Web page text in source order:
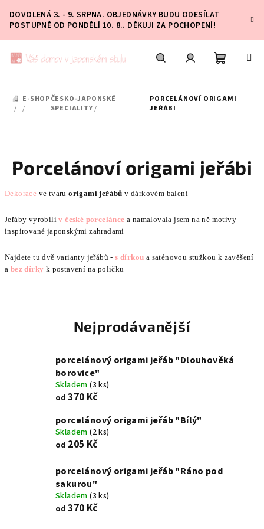
obsah
DOVOLENÁ 3. - 9. SRPNA. OBJEDNÁVKY BUDU ODESÍLAT
POSTUPNĚ OD PONDĚLÍ 10. 8.. DĚKUJI ZA POCHOPENÍ!
DOMŮ
/
E-SHOP
/
ČESKO-JAPONSKÉ
SPECIALITY/
PORCELÁNOVÍ ORIGAMI
JEŘÁBI
Porcelánoví origami jeřábi
Dekorace ve tvaruorigami jeřábů v dárkovém balení
Jeřáby vyrobiliv české porcelánce a namalovala jsem na ně motivy
inspirované japonskými zahradami
Najdete tu dvě varianty jeřábů -s dírkou a saténovou stužkou k zavěšení
a bez dírky k postavení na poličku
Nejprodávanější
porcelánový origami jeřáb "Dlouhověká
borovice"
Skladem(3 ks)
od 370 Kč
porcelánový origami jeřáb "Bílý"
Skladem(2 ks)
od 205 Kč
porcelánový origami jeřáb "Ráno pod
sakurou"
Skladem(3 ks)
od 370 Kč